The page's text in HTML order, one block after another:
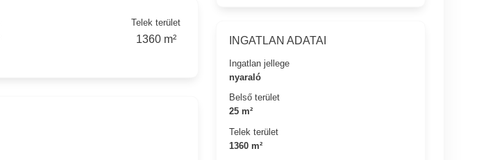
INGATLAN ADATAI
Ingatlan jellege
nyaraló
Belső terület
25 m²
Telek terület
1360 m²
Telek terület
1360 m²